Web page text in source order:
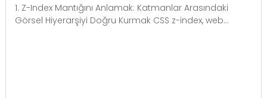
1. Z-Index Mantığını Anlamak: Katmanlar Arasındaki
Görsel Hiyerarşiyi Doğru Kurmak CSS z-index, web...